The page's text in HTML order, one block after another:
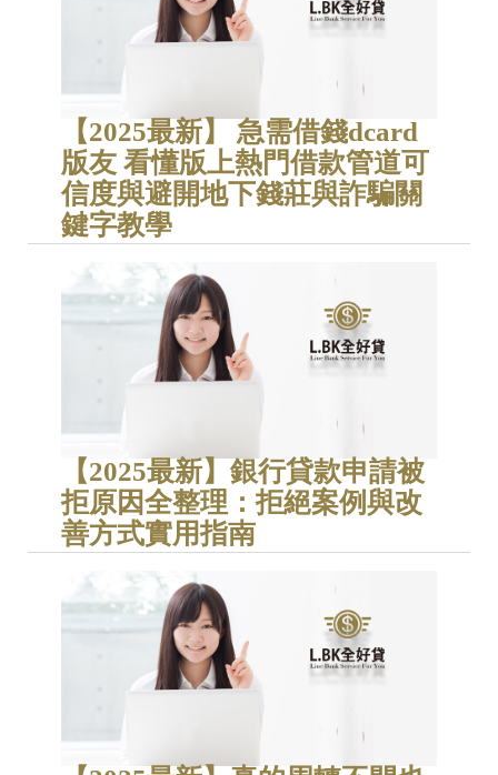
【2025最新】 急需借錢dcard
版友 看懂版上熱門借款管道可
信度與避開地下錢莊與詐騙關
鍵字教學
【2025最新】銀行貸款申請被
拒原因全整理：拒絕案例與改
善方式實用指南